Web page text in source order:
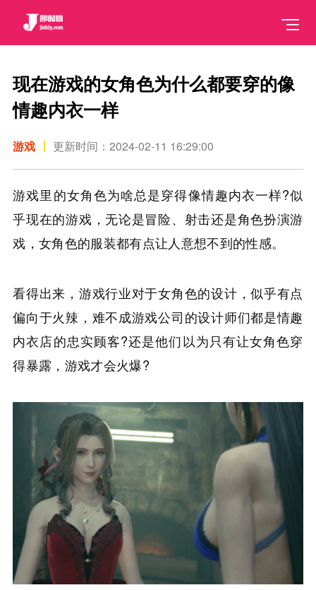
现在游戏的女角色为什么都要穿的像
情趣内衣一样
游戏 更新时间：2024-02-11 16:29:00
游戏里的女角色为啥总是穿得像情趣内衣一样?似
乎现在的游戏，无论是冒险、射击还是角色扮演游
戏，女角色的服装都有点让人意想不到的性感。
看得出来，游戏行业对于女角色的设计，似乎有点
偏向于火辣，难不成游戏公司的设计师们都是情趣
内衣店的忠实顾客?还是他们以为只有让女角色穿
得暴露，游戏才会火爆?